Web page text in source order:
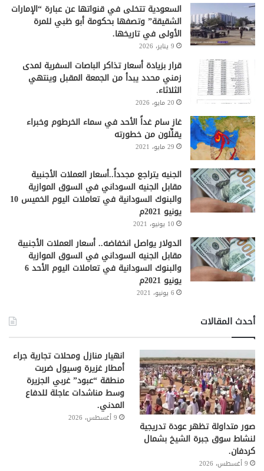
السعودية تتخلى في قنواتها عن عبارة “الإمارات
الشقيقة” وتصفها بحكومة أبو ظبي للمرة
الأولى في تاريخها.
9 يناير، 2026
قرار بزيادة أسعار تذاكر الباصات السفرية لمدى
زمني محدد يبدأ من الجمعة المقبل وينتهي
الثلاثاء.
20 مايو، 2026
غاز سام غداً الأحد في سماء الخرطوم وخبراء
يقلِّلون من خطورته
29 مايو، 2021
الجنيه يتراجع مجدداً..أسعار العملات الأجنبية
مقابل الجنيه السوداني في السوق الموازية
والبنوك السودانية في تعاملات اليوم الخميس 10
يونيو 2021م
10 يونيو، 2021
الدولار يواصل انخفاضه.. أسعار العملات الأجنبية
مقابل الجنيه السوداني في السوق الموازية
والبنوك السودانية في تعاملات اليوم الأحد 6
يونيو 2021م
6 يونيو، 2021
أحدث المقالات
صور متداولة تظهر عودة تدريجية
لنشاط سوق جبرة الشيخ بشمال
كردفان.
9 أغسطس، 2026
انهيار منازل ومحلات تجارية جراء
أمطار غزيرة وسيول ضربت
منطقة “عبود” غربي الجزيرة
وسط مناشدات عاجلة للدفاع
المدني.
9 أغسطس، 2026